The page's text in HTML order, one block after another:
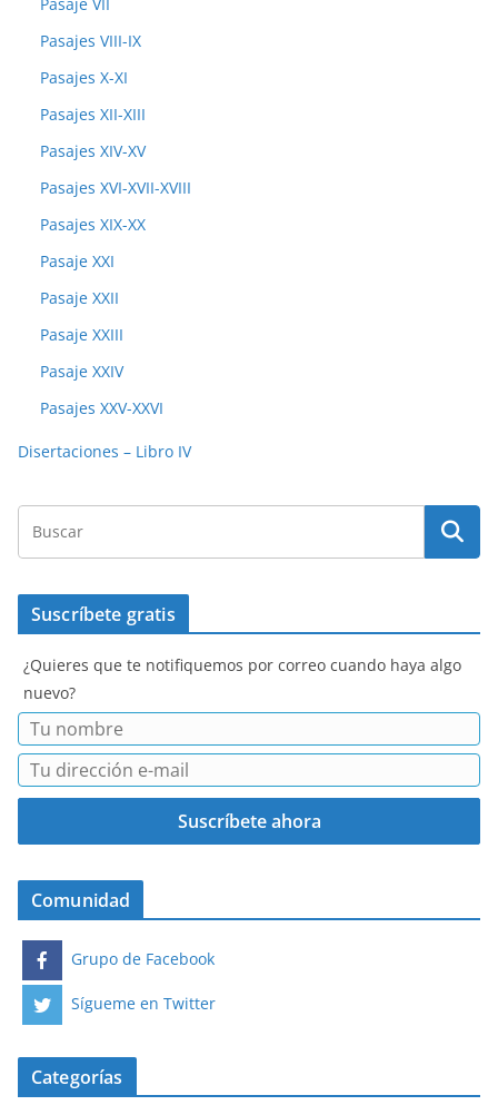
Pasaje VII
Pasajes VIII-IX
Pasajes X-XI
Pasajes XII-XIII
Pasajes XIV-XV
Pasajes XVI-XVII-XVIII
Pasajes XIX-XX
Pasaje XXI
Pasaje XXII
Pasaje XXIII
Pasaje XXIV
Pasajes XXV-XXVI
Disertaciones – Libro IV
Suscríbete gratis
¿Quieres que te notifiquemos por correo cuando haya algo
nuevo?
Comunidad
Grupo de Facebook
Sígueme en Twitter
Categorías